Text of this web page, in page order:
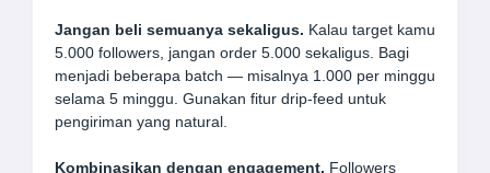
Jangan beli semuanya sekaligus. Kalau target kamu
5.000 followers, jangan order 5.000 sekaligus. Bagi
menjadi beberapa batch — misalnya 1.000 per minggu
selama 5 minggu. Gunakan fitur drip-feed untuk
pengiriman yang natural.
Kombinasikan dengan engagement. Followers